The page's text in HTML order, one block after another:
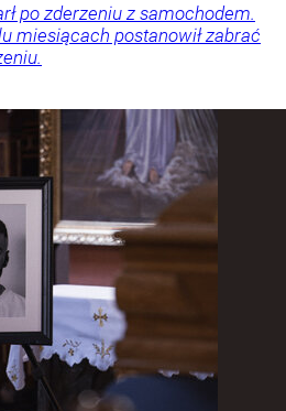
po zderzeniu z samochodem.
miesiącach postanowił zabrać